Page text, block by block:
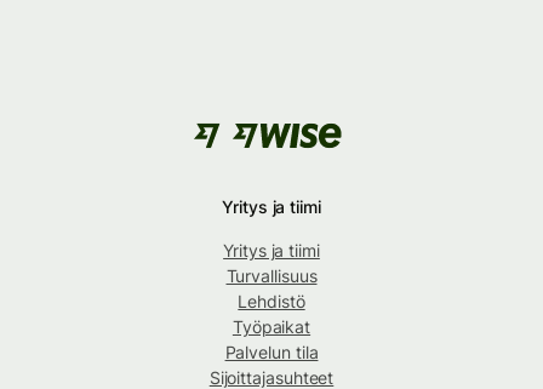
Yritys ja tiimi
Yritys ja tiimi
Turvallisuus
Lehdistö
Työpaikat
Palvelun tila
Sijoittajasuhteet